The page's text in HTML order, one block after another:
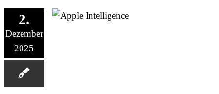
2.
Dezember
2025